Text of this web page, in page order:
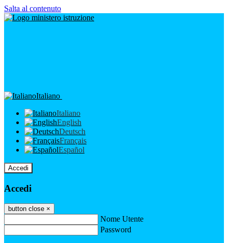
Salta al contenuto
Italiano
Italiano
English
Deutsch
Français
Español
Accedi
Accedi
button close ×
Nome Utente
Password